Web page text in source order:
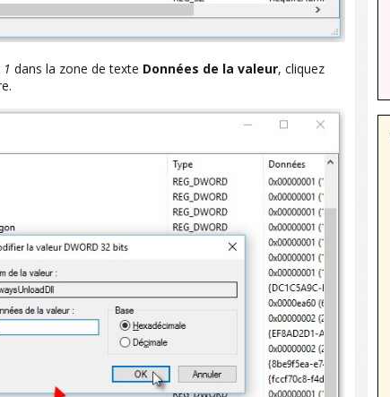
1 dans la zone de texte Données de la valeur, cliquez